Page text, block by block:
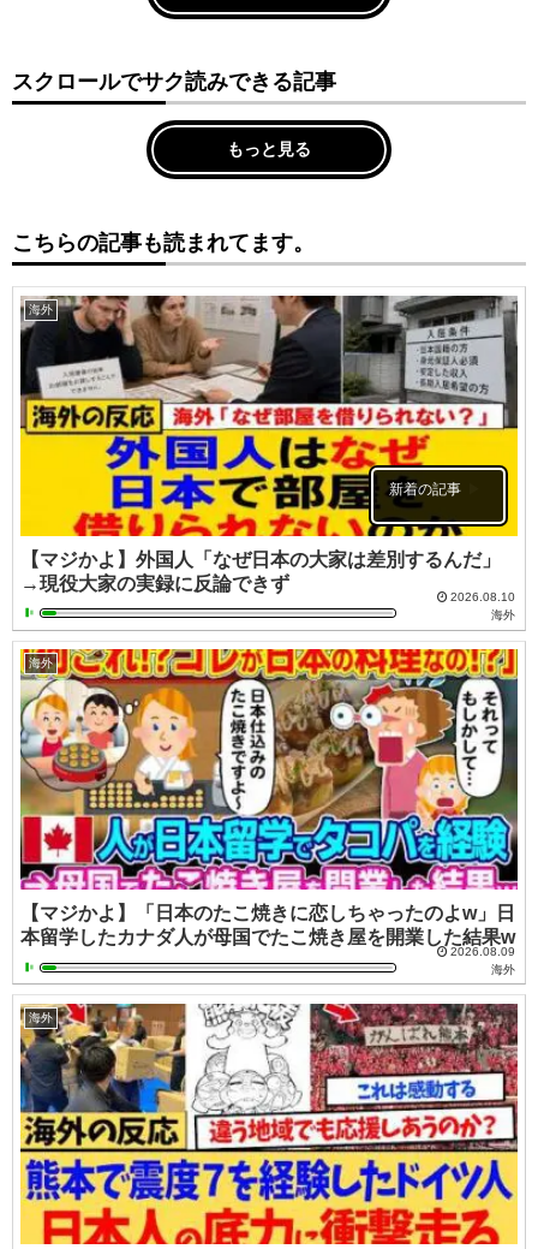
スクロールでサク読みできる記事
もっと見る
こちらの記事も読まれてます。
海外
新着の記事
【マジかよ】外国人「なぜ日本の大家は差別するんだ」
→現役大家の実録に反論できず
2026.08.10
海外
海外
【マジかよ】「日本のたこ焼きに恋しちゃったのよw」日
本留学したカナダ人が母国でたこ焼き屋を開業した結果w
2026.08.09
海外
海外